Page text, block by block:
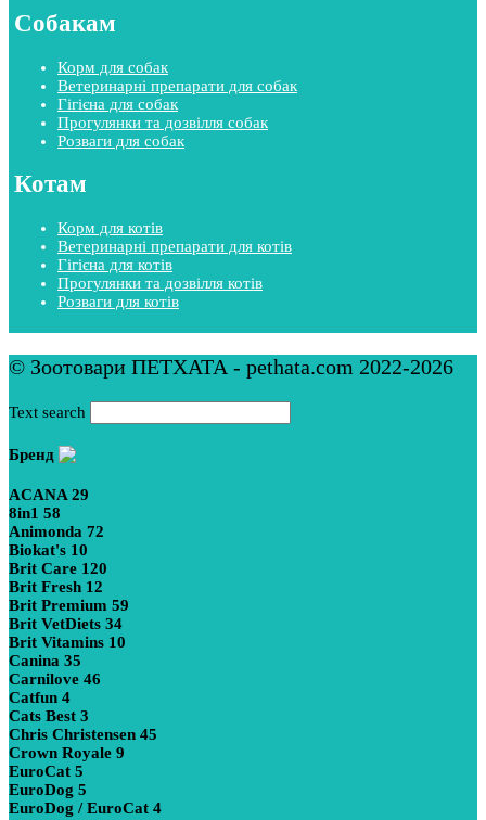
Собакам
Корм для собак
Ветеринарні препарати для собак
Гігієна для собак
Прогулянки та дозвілля собак
Розваги для собак
Котам
Корм для котів
Ветеринарні препарати для котів
Гігієна для котів
Прогулянки та дозвілля котів
Розваги для котів
© Зоотовари ПЕТХАТА - pethata.com 2022-2026
Text search
Бренд
ACANA 29
8in1 58
Animonda 72
Biokat's 10
Brit Care 120
Brit Fresh 12
Brit Premium 59
Brit VetDiets 34
Brit Vitamins 10
Canina 35
Carnilove 46
Catfun 4
Cats Best 3
Chris Christensen 45
Crown Royale 9
EuroCat 5
EuroDog 5
EuroDog / EuroCat 4